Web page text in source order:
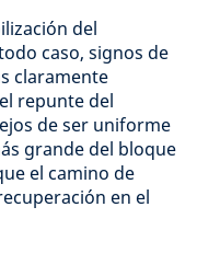
del
caso, signos de
claramente
repunte del
de ser uniforme
grande del bloque
el camino de
en el